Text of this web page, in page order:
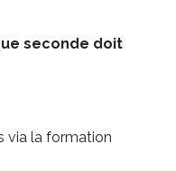
seconde doit
via la formation